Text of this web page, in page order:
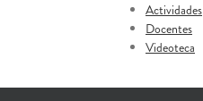
Actividades
Docentes
Videoteca